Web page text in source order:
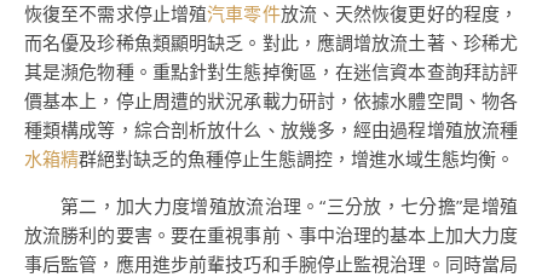
恢復至不需求停止增殖汽車零件放流、天然恢復更好的程度，
而名優及珍稀魚類顯明缺乏。對此，應調增放流土著、珍稀尤
其是瀕危物種。重點針對生態掉衡區，在迷信資本查詢拜訪評
價基本上，停止周遭的狀況承載力研討，依據水體空間、物各
種類構成等，綜合剖析放什么、放幾多，經由過程增殖放流種
水箱精群絕對缺乏的魚種停止生態調控，增進水域生態均衡。
第二，加大力度增殖放流治理。“三分放，七分擔”是增殖
放流勝利的要害。要在重視事前、事中治理的基本上加大力度
事后監管，應用進步前輩技巧和手腕停止監視治理。同時當局